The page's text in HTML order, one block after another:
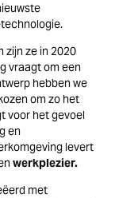
zijn ze in 2020
vraagt om een
hebben we
om zo het
voor het gevoel
en
levert
werkplezier.
met